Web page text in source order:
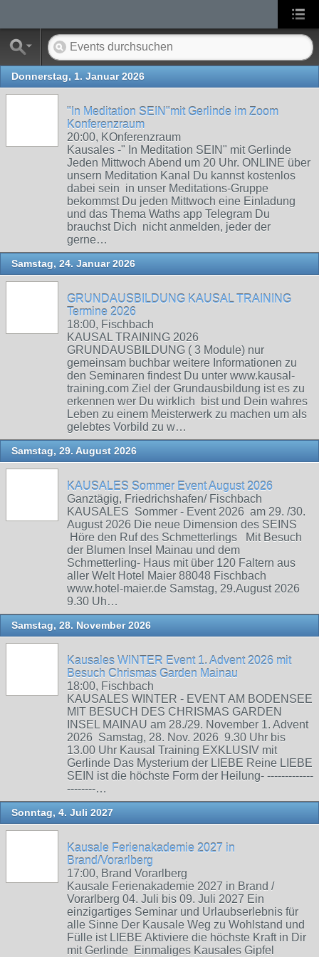
Donnerstag, 1. Januar 2026
"In Meditation SEIN"mit Gerlinde im Zoom
Konferenzraum
20:00, KOnferenzraum
Kausales -" In Meditation SEIN" mit Gerlinde
Jeden Mittwoch Abend um 20 Uhr. ONLINE über
unsern Meditation Kanal Du kannst kostenlos
dabei sein in unser Meditations-Gruppe
bekommst Du jeden Mittwoch eine Einladung
und das Thema Waths app Telegram Du
brauchst Dich nicht anmelden, jeder der
gerne…
Samstag, 24. Januar 2026
GRUNDAUSBILDUNG KAUSAL TRAINING
Termine 2026
18:00, Fischbach
KAUSAL TRAINING 2026
GRUNDAUSBILDUNG ( 3 Module) nur
gemeinsam buchbar weitere Informationen zu
den Seminaren findest Du unter www.kausal-
training.com Ziel der Grundausbildung ist es zu
erkennen wer Du wirklich bist und Dein wahres
Leben zu einem Meisterwerk zu machen um als
gelebtes Vorbild zu w…
Samstag, 29. August 2026
KAUSALES Sommer Event August 2026
Ganztägig, Friedrichshafen/ Fischbach
KAUSALES Sommer - Event 2026 am 29. /30.
August 2026 Die neue Dimension des SEINS
Höre den Ruf des Schmetterlings Mit Besuch
der Blumen Insel Mainau und dem
Schmetterling- Haus mit über 120 Faltern aus
aller Welt Hotel Maier 88048 Fischbach
www.hotel-maier.de Samstag, 29.August 2026
9.30 Uh…
Samstag, 28. November 2026
Kausales WINTER Event 1. Advent 2026 mit
Besuch Chrismas Garden Mainau
18:00, Fischbach
KAUSALES WINTER - EVENT AM BODENSEE
MIT BESUCH DES CHRISMAS GARDEN
INSEL MAINAU am 28./29. November 1. Advent
2026 Samstag, 28. Nov. 2026 9.30 Uhr bis
13.00 Uhr Kausal Training EXKLUSIV mit
Gerlinde Das Mysterium der LIEBE Reine LIEBE
SEIN ist die höchste Form der Heilung- -------------
--------…
Sonntag, 4. Juli 2027
Kausale Ferienakademie 2027 in
Brand/Vorarlberg
17:00, Brand Vorarlberg
Kausale Ferienakademie 2027 in Brand /
Vorarlberg 04. Juli bis 09. Juli 2027 Ein
einzigartiges Seminar und Urlaubserlebnis für
alle Sinne Der Kausale Weg zu Wohlstand und
Fülle ist LIEBE Aktiviere die höchste Kraft in Dir
mit Gerlinde Einmaliges Kausales Gipfel